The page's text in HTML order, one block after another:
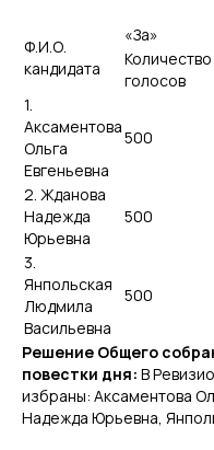
Ф.И.О.
кандидата
«За»
Количество
голосов
1.
Аксаментова
Ольга
Евгеньевна
500
2. Жданова
Надежда
Юрьевна
500
3.
Янпольская
Людмила
Васильевна
500
Решение Общего
повестки дня: В
избраны: Аксаментова
Надежда Юрьевна,